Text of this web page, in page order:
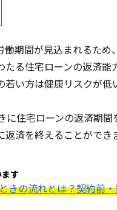
期間が見込まれるため
る住宅ローンの返済能
若い方は健康リスクが
に住宅ローンの返済期
済を終えることができ
す
きの流れとは？契約前